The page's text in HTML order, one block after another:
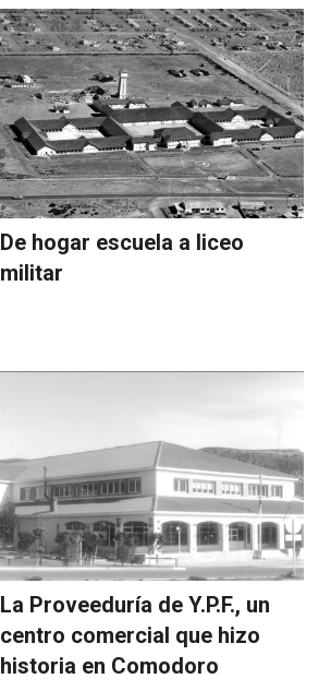
De hogar escuela a liceo
militar
La Proveeduría de Y.P.F., un
centro comercial que hizo
historia en Comodoro